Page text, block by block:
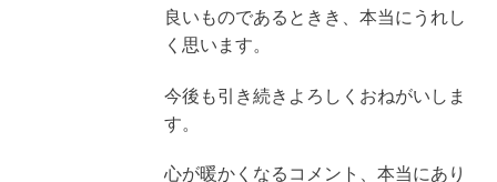
良いものであるときき、本当にうれし
く思います。
今後も引き続きよろしくおねがいしま
す。
心が暖かくなるコメント、本当にあり